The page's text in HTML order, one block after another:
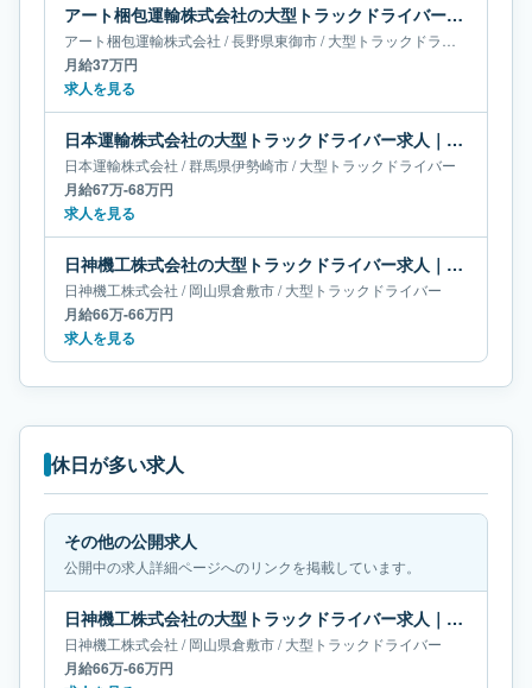
アート梱包運輸株式会社の大型トラックドライバー求人｜長野県東御市｜月給37万円
アート梱包運輸株式会社 /長野県東御市/大型トラックドライバー
月給37万円
求人を見る
日本運輸株式会社の大型トラックドライバー求人｜群馬県伊勢崎市｜月給67万-68万円
日本運輸株式会社 /群馬県伊勢崎市/大型トラックドライバー
月給67万-68万円
求人を見る
日神機工株式会社の大型トラックドライバー求人｜岡山県倉敷市｜月給66万-66万円
日神機工株式会社 /岡山県倉敷市/大型トラックドライバー
月給66万-66万円
求人を見る
休日が多い求人
その他の公開求人
公開中の求人詳細ページへのリンクを掲載しています。
日神機工株式会社の大型トラックドライバー求人｜岡山県倉敷市｜月給66万-66万円
日神機工株式会社 /岡山県倉敷市/大型トラックドライバー
月給66万-66万円